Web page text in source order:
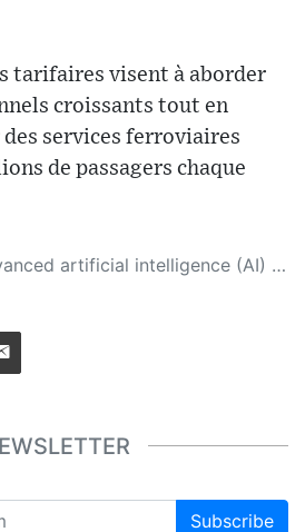
tarifaires visent à aborder
croissants tout en
services ferroviaires
de passagers chaque
research from a variety of reliable sources, performs rigorous fact-checking and verification, cleans up and balances biased or manipulated content, and presents a minimal factual summary that is just enough yet essential for you to function as an informed and educated citizen. Please keep in mind, however, that this system is an evolving technology, and as a result, the article may contain accidental inaccuracies or errors. We urge you to help us improve our site by reporting any inaccuracies you find using the "
Subscribe